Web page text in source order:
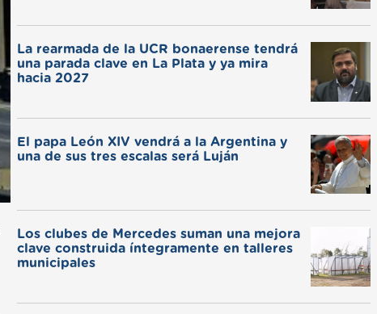
La rearmada de la UCR bonaerense tendrá
una parada clave en La Plata y ya mira
hacia 2027
El papa León XIV vendrá a la Argentina y
una de sus tres escalas será Luján
Los clubes de Mercedes suman una mejora
clave construida íntegramente en talleres
municipales